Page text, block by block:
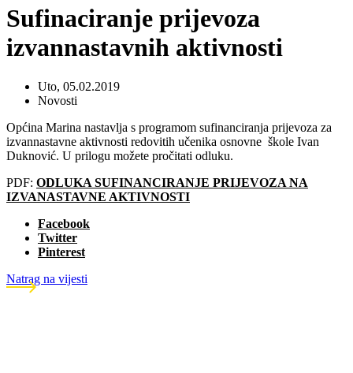
Sufinaciranje prijevoza
izvannastavnih aktivnosti
Uto, 05.02.2019
Novosti
Općina Marina nastavlja s programom sufinanciranja prijevoza za
izvannastavne aktivnosti redovitih učenika osnovne škole Ivan
Duknović. U prilogu možete pročitati odluku.
PDF: ODLUKA SUFINANCIRANJE PRIJEVOZA NA
IZVANASTAVNE AKTIVNOSTI
Facebook
Twitter
Pinterest
Natrag na vijesti